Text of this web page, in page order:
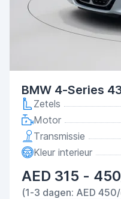
BMW 4-Series
Zetels
Motor
Transmissie
Kleur interieur
AED 315 - 450
(1-3 dagen: AED